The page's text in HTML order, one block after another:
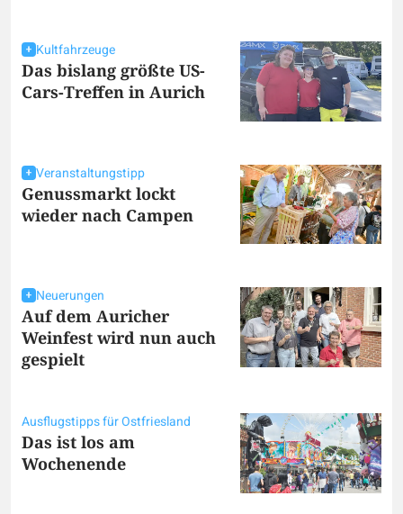
Kultfahrzeuge
Das bislang größte US-
Cars-Treffen in Aurich
Veranstaltungstipp
Genussmarkt lockt
wieder nach Campen
Neuerungen
Auf dem Auricher
Weinfest wird nun auch
gespielt
Ausflugstipps für Ostfriesland
Das ist los am
Wochenende